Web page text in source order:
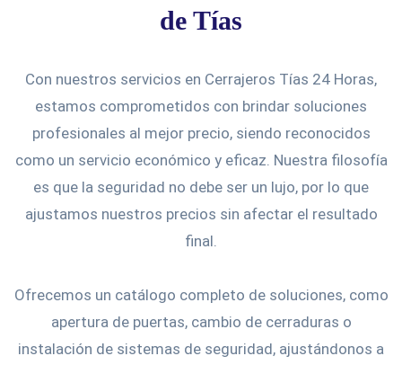
de Tías
Con nuestros servicios en Cerrajeros Tías 24 Horas,
estamos comprometidos con brindar soluciones
profesionales al mejor precio, siendo reconocidos
como un servicio económico y eficaz. Nuestra filosofía
es que la seguridad no debe ser un lujo, por lo que
ajustamos nuestros precios sin afectar el resultado
final.
Ofrecemos un catálogo completo de soluciones, como
apertura de puertas, cambio de cerraduras o
instalación de sistemas de seguridad, ajustándonos a